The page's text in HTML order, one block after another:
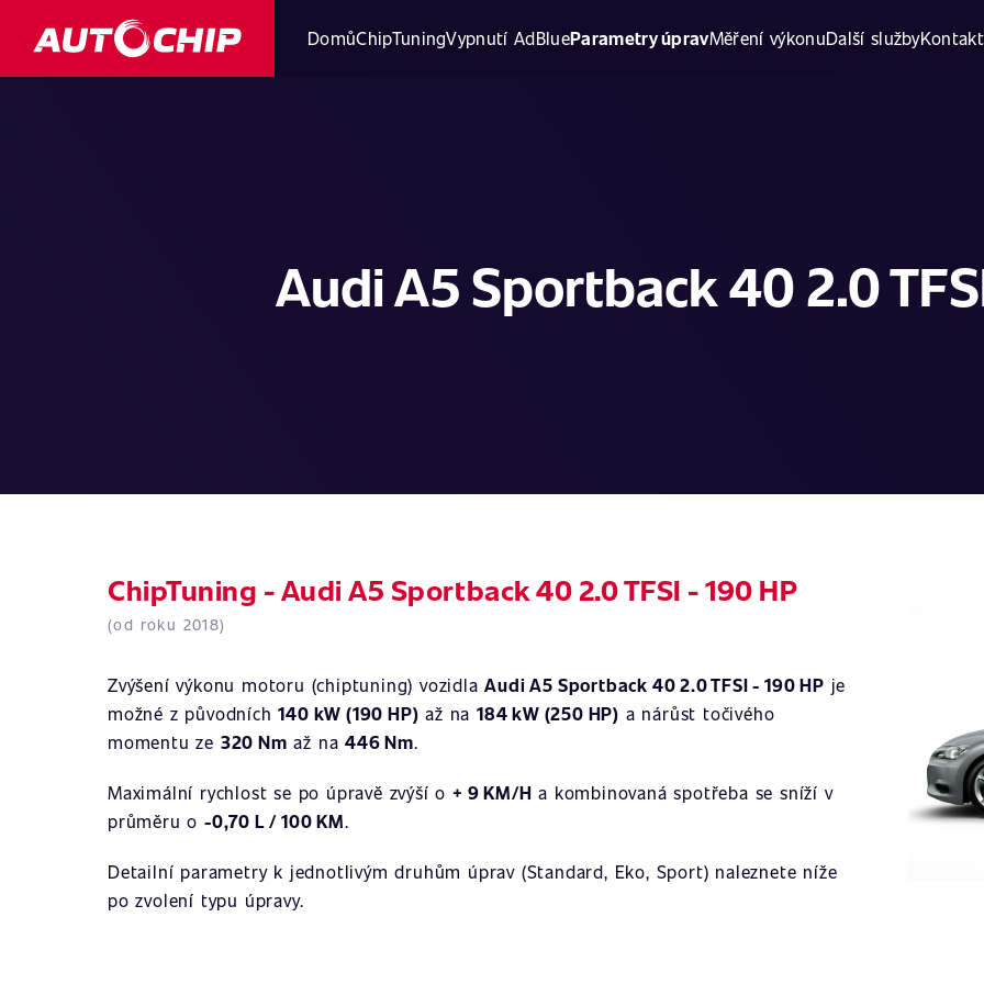
DomůChipTuningVypnutí AdBlueParametry úpravMěření výkonuDalší službyKontakt
Audi A5 Sportback 40 2.0
ChipTuning - Audi A5 Sportback 40 2.0 TFSI - 190 HP
(od roku 2018)
Zvýšení výkonu motoru (chiptuning) vozidlaAudi A5 Sportback 40 2.0 TFSI - 190 HP je
možné z původních140 kW (190 HP) až na184 kW (250 HP) a nárůst točivého
momentu ze 320 Nm až na446 Nm.
Maximální rychlost se po úpravě zvýší o + 9 KM/H a kombinovaná spotřeba se sníží v
průměru o-0,70 L / 100 KM.
Detailní parametry k jednotlivým druhům úprav (Standard, Eko, Sport) naleznete níže
po zvolení typu úpravy.